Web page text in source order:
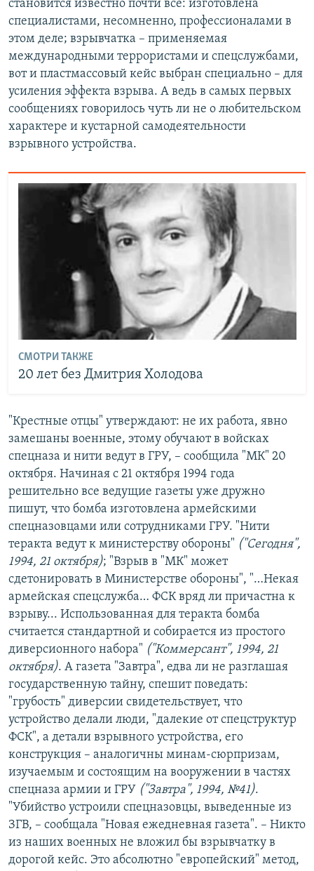
становится известно почти все: изготовлена
специалистами, несомненно, профессионалами в
этом деле; взрывчатка – применяемая
международными террористами и спецслужбами,
вот и пластмассовый кейс выбран специально – для
усиления эффекта взрыва. А ведь в самых первых
сообщениях говорилось чуть ли не о любительском
характере и кустарной самодеятельности
взрывного устройства.
СМОТРИ ТАКЖЕ
20 лет без Дмитрия Холодова
"Крестные отцы" утверждают: не их работа, явно
замешаны военные, этому обучают в войсках
спецназа и нити ведут в ГРУ, – сообщила "МК" 20
октября. Начиная с 21 октября 1994 года
решительно все ведущие газеты уже дружно
пишут, что бомба изготовлена армейскими
спецназовцами или сотрудниками ГРУ. "Нити
теракта ведут к министерству обороны" ("Сегодня",
1994, 21 октября); "Взрыв в "МК" может
сдетонировать в Министерстве обороны", "…Некая
армейская спецслужба… ФСК вряд ли причастна к
взрыву... Использованная для теракта бомба
считается стандартной и собирается из простого
диверсионного набора" ("Коммерсант", 1994, 21
октября). А газета "Завтра", едва ли не разглашая
государственную тайну, спешит поведать:
"грубость" диверсии свидетельствует, что
устройство делали люди, "далекие от спецструктур
ФСК", а детали взрывного устройства, его
конструкция – аналогичны минам-сюрпризам,
изучаемым и состоящим на вооружении в частях
спецназа армии и ГРУ ("Завтра", 1994, №41).
"Убийство устроили спецназовцы, выведенные из
ЗГВ, – сообщала "Новая ежедневная газета". – Никто
из наших военных не вложил бы взрывчатку в
дорогой кейс. Это абсолютно "европейский" метод,